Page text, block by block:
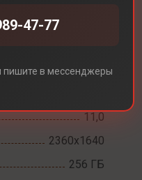
11 WiFi 2025
11,0
2360x1640
256 ГБ
47-77
пишите в мессенджеры